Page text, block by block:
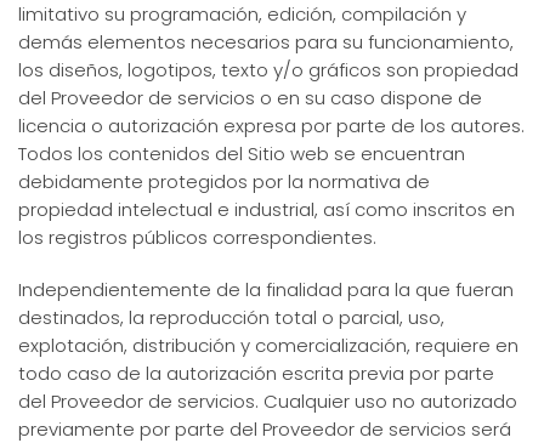
limitativo su programación, edición, compilación y
demás elementos necesarios para su funcionamiento,
los diseños, logotipos, texto y/o gráficos son propiedad
del Proveedor de servicios o en su caso dispone de
licencia o autorización expresa por parte de los autores.
Todos los contenidos del Sitio web se encuentran
debidamente protegidos por la normativa de
propiedad intelectual e industrial, así como inscritos en
los registros públicos correspondientes.
Independientemente de la finalidad para la que fueran
destinados, la reproducción total o parcial, uso,
explotación, distribución y comercialización, requiere en
todo caso de la autorización escrita previa por parte
del Proveedor de servicios. Cualquier uso no autorizado
previamente por parte del Proveedor de servicios será